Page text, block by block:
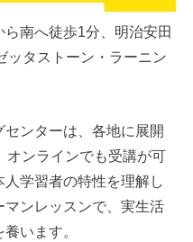
南へ徒歩1分、明治安田
ッタストーン・ラーニン
ンターは、各地に展開
オンラインでも受講が可
学習者の特性を理解し
ンレッスンで、実生活
います。